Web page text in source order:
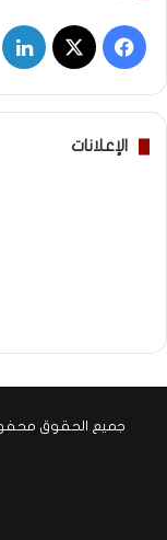
فيسبوك
‫X
الإعلانات
جميع الحقوق